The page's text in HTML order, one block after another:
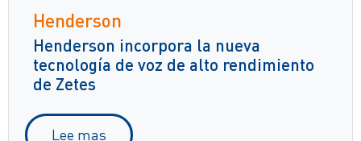
Henderson
Henderson incorpora la nueva
tecnología de voz de alto rendimiento
de Zetes
Lee mas